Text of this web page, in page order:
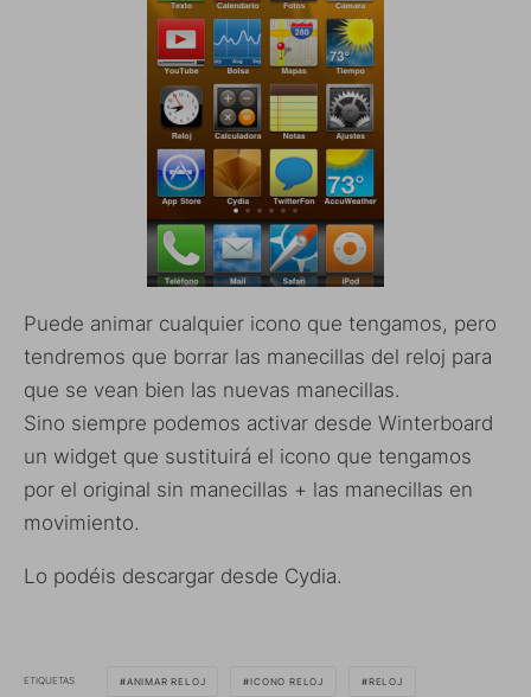
Puede animar cualquier icono que tengamos, pero
tendremos que borrar las manecillas del reloj para
que se vean bien las nuevas manecillas.
Sino siempre podemos activar desde Winterboard
un widget que sustituirá el icono que tengamos
por el original sin manecillas + las manecillas en
movimiento.
Lo podéis descargar desde Cydia.
ETIQUETAS ANIMAR RELOJ ICONO RELOJ RELOJ